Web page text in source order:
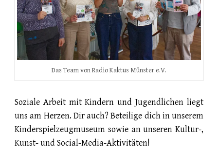
Das Team von Radio Kaktus Münster e.V.
Soziale Arbeit mit Kindern und Jugendlichen liegt
uns am Herzen. Dir auch? Beteilige dich in unserem
Kinderspielzeugmuseum sowie an unseren Kultur-,
Kunst- und Social-Media-Aktivitäten!